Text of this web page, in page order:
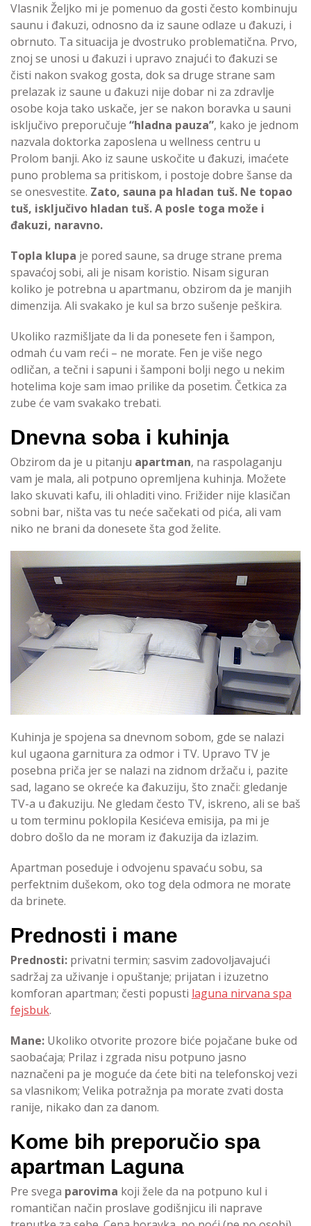
Vlasnik Željko mi je pomenuo da gosti često kombinuju
saunu i đakuzi, odnosno da iz saune odlaze u đakuzi, i
obrnuto. Ta situacija je dvostruko problematična. Prvo,
znoj se unosi u đakuzi i upravo znajući to đakuzi se
čisti nakon svakog gosta, dok sa druge strane sam
prelazak iz saune u đakuzi nije dobar ni za zdravlje
osobe koja tako uskače, jer se nakon boravka u sauni
isključivo preporučuje “hladna pauza”, kako je jednom
nazvala doktorka zaposlena u wellness centru u
Prolom banji. Ako iz saune uskočite u đakuzi, imaćete
puno problema sa pritiskom, i postoje dobre šanse da
se onesvestite. Zato, sauna pa hladan tuš. Ne topao
tuš, isključivo hladan tuš. A posle toga može i
đakuzi, naravno.
Topla klupa je pored saune, sa druge strane prema
spavaćoj sobi, ali je nisam koristio. Nisam siguran
koliko je potrebna u apartmanu, obzirom da je manjih
dimenzija. Ali svakako je kul sa brzo sušenje peškira.
Ukoliko razmišljate da li da ponesete fen i šampon,
odmah ću vam reći – ne morate. Fen je više nego
odličan, a tečni i sapuni i šamponi bolji nego u nekim
hotelima koje sam imao prilike da posetim. Četkica za
zube će vam svakako trebati.
Dnevna soba i kuhinja
Obzirom da je u pitanju apartman, na raspolaganju
vam je mala, ali potpuno opremljena kuhinja. Možete
lako skuvati kafu, ili ohladiti vino. Frižider nije klasičan
sobni bar, ništa vas tu neće sačekati od pića, ali vam
niko ne brani da donesete šta god želite.
Kuhinja je spojena sa dnevnom sobom, gde se nalazi
kul ugaona garnitura za odmor i TV. Upravo TV je
posebna priča jer se nalazi na zidnom držaču i, pazite
sad, lagano se okreće ka đakuziju, što znači: gledanje
TV-a u đakuziju. Ne gledam često TV, iskreno, ali se baš
u tom terminu poklopila Kesićeva emisija, pa mi je
dobro došlo da ne moram iz đakuzija da izlazim.
Apartman poseduje i odvojenu spavaću sobu, sa
perfektnim dušekom, oko tog dela odmora ne morate
da brinete.
Prednosti i mane
Prednosti: privatni termin; sasvim zadovoljavajući
sadržaj za uživanje i opuštanje; prijatan i izuzetno
komforan apartman; česti popusti laguna nirvana spa
fejsbuk.
Mane: Ukoliko otvorite prozore biće pojačane buke od
saobaćaja; Prilaz i zgrada nisu potpuno jasno
naznačeni pa je moguće da ćete biti na telefonskoj vezi
sa vlasnikom; Velika potražnja pa morate zvati dosta
ranije, nikako dan za danom.
Kome bih preporučio spa
apartman Laguna
Pre svega parovima koji žele da na potpuno kul i
romantičan način proslave godišnjicu ili naprave